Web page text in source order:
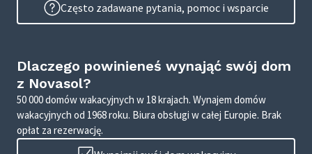
Często zadawane pytania, pomoc i wsparcie
Dlaczego powinieneś wynająć swój dom
z Novasol?
50 000 domów wakacyjnych w 18 krajach. Wynajem domów
wakacyjnych od 1968 roku. Biura obsługi w całej Europie. Brak
opłat za rezerwację.